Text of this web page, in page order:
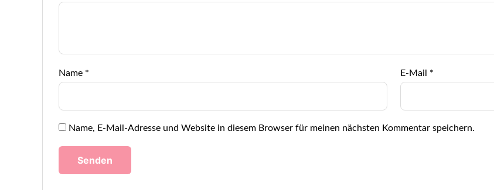
Name * E-Mail *
Name, E-Mail-Adresse und Website in diesem Browser für meinen nächsten Kommentar speichern.